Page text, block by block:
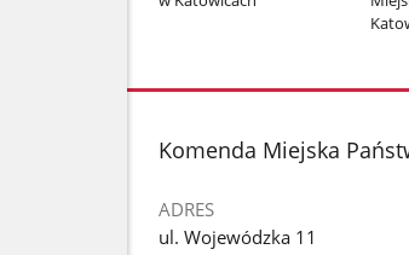
stopka
Komenda Miejska
ADRES
ul. Wojewódzka 11